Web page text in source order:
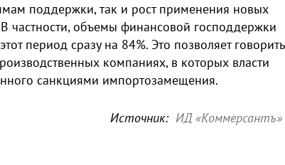
поддержки, так и рост применения новых
частности, объемы финансовой господдержки
период сразу на 84%. Это позволяет говорить
компаниях, в которых власти
санкциями импортозамещения.
Источник: ИД «Коммерсантъ»